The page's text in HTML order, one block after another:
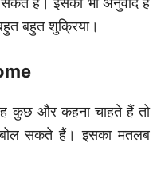
बहुत शुक्रिया।
कुछ और कहना चाहते हैं तो
सकते हैं। इसका मतलब